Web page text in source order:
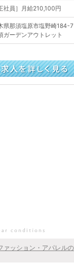
社員］月給210,100円
県那須塩原市塩野崎184-
ガーデンアウトレット
ァッション・アパレル